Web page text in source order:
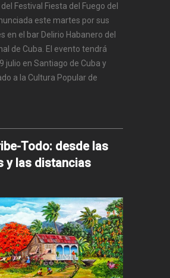
del Festival Fiesta del Fuego del
este martes por sus
en el bar Delirio Habanero del
de Cuba. El evento tendrá
julio en Santiago de Cuba y
a la Cultura Popular de
Todo: desde las
y las distancias